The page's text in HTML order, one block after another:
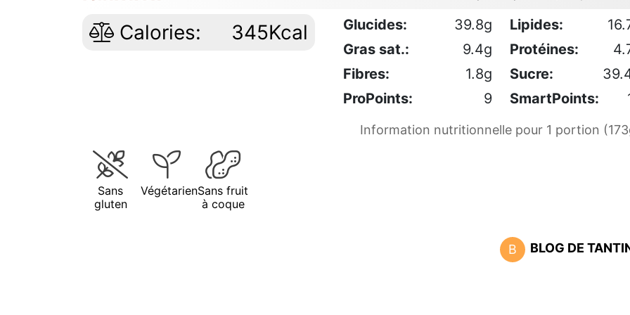
Calories: 345Kcal Glucides: 39.8g Lipides:
Gras sat.:
9.4g Protéines:
Fibres:
1.8g Sucre:
ProPoints:
9 SmartPoints:
Information nutritionnelle pour 1 portion
Sans
gluten
VégétarienSans fruit
à coque
B BLOG DE